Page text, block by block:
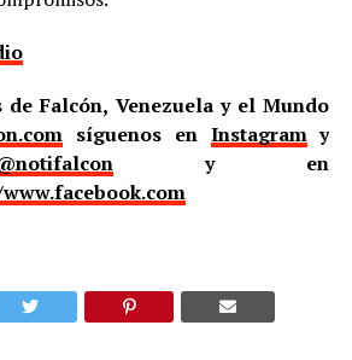
de Falcón, Venezuela y el Mundo
síguenos en Instagramy
y en